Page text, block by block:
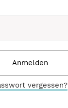
Anmelden
vergessen?